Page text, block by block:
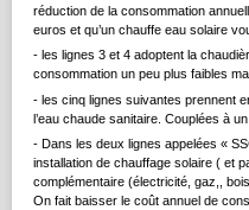
réduction de la consommation
euros et qu’un chauffe eau solaire
- les lignes 3 et 4 adoptent la
consommation un peu plus faibles
- les cinq lignes suivantes prennent
l’eau chaude sanitaire. Couplées à
- Dans les deux lignes appelées «
installation de chauffage solaire ( et
complémentaire (électricité, gaz,,
On fait baisser le coût annuel de